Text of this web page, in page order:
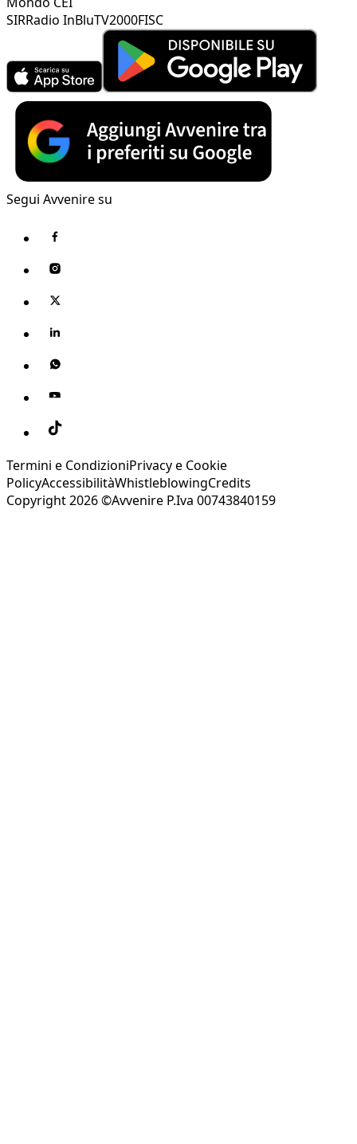
SIRRadio InBluTV2000FISC
Segui Avvenire su
Termini e CondizioniPrivacy e Cookie
PolicyAccessibilitàWhistleblowingCredits
Copyright 2026 ©Avvenire P.Iva 00743840159